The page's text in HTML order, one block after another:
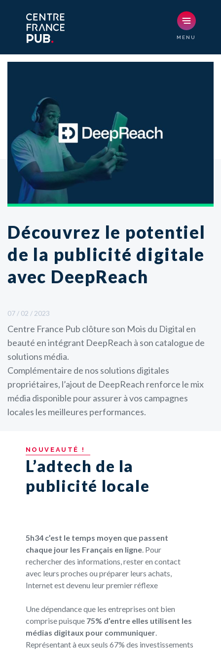
Découvrez le potentiel
de la publicité digitale
avec DeepReach
07 / 02 / 2023
Centre France Pub clôture son Mois du Digital en
beauté en intégrant DeepReach à son catalogue de
solutions média.
Complémentaire de nos solutions digitales
propriétaires, l’ajout de DeepReach renforce le mix
média disponible pour assurer à vos campagnes
locales les meilleures performances.
NOUVEAUTÉ !
L’adtech de la
publicité locale
5h34 c’est le temps moyen que passent
chaque jour les Français en ligne. Pour
rechercher des informations, rester en contact
avec leurs proches ou préparer leurs achats,
Internet est devenu leur premier réflexe
Une dépendance que les entreprises ont bien
comprise puisque 75% d’entre elles utilisent les
médias digitaux pour communiquer.
Représentant à eux seuls 67% des investissements